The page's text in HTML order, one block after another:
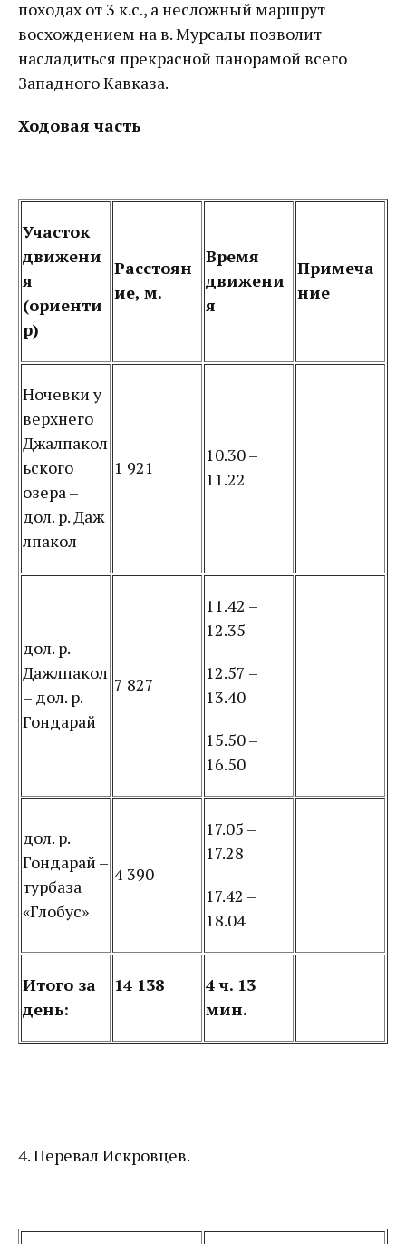
походах от 3 к.с., а несложный маршрут
восхождением на в. Мурсалы позволит
насладиться прекрасной панорамой всего
Западного Кавказа.
Ходовая часть
Участок
движени
я
(ориенти
р)
Расстоян
ие, м.
Время
движени
я
Примеча
ние
Ночевки у
верхнего
Джалпакол
ьского
озера –
дол. р. Даж
лпакол
1 921
10.30 –
11.22
дол. р.
Дажлпакол
– дол. р.
Гондарай
7 827
11.42 –
12.35
12.57 –
13.40
15.50 –
16.50
дол. р.
Гондарай –
турбаза
«Глобус»
4 390
17.05 –
17.28
17.42 –
18.04
Итого за
день:
14 138
4 ч. 13
мин.
4. Перевал Искровцев.